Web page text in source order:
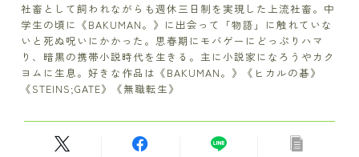
社畜として飼われながらも週休三日制を実現した上流社畜。中
学生の頃に《BAKUMAN。》に出会って「物語」に触れていな
いと死ぬ呪いにかかった。思春期にモバゲーにどっぷりハマ
り、暗黒の携帯小説時代を生きる。主に小説家になろうやカク
ヨムに生息。好きな作品は《BAKUMAN。》《ヒカルの碁》
《STEINS;GATE》《無職転生》